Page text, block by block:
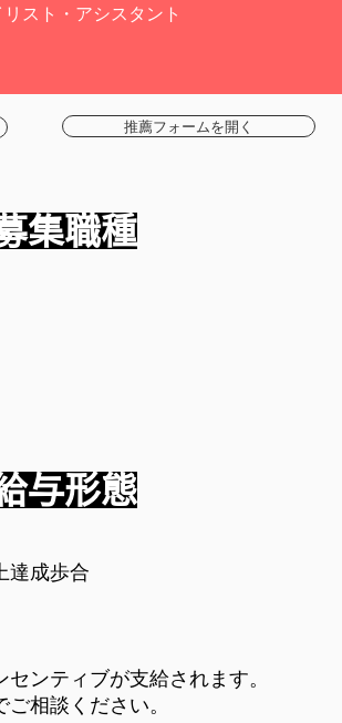
スト・アシスタント
推薦フォームを開く
集職種
与形態
達成歩合
ンティブが支給されます。
相談ください。